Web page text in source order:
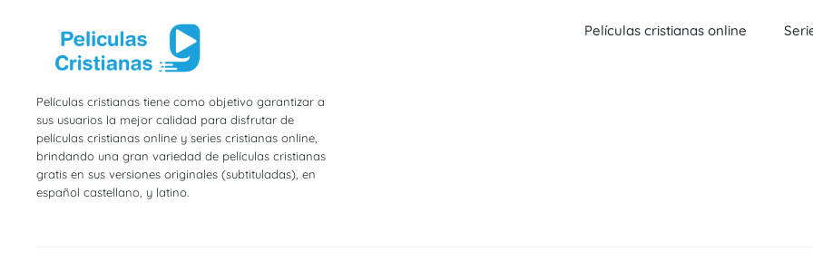
Películas cristianas online
Películas cristianas tiene como objetivo garantizar a
sus usuarios la mejor calidad para disfrutar de
películas cristianas online y series cristianas online,
brindando una gran variedad de películas cristianas
gratis en sus versiones originales (subtituladas), en
español castellano, y latino.